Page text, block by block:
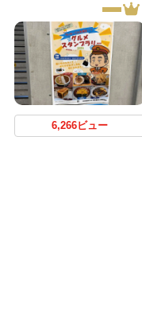
6,266ビュー